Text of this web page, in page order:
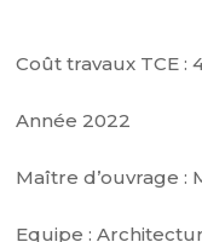
Coût travaux TCE :
Année 2022
Maître d’ouvrage :
Equipe :